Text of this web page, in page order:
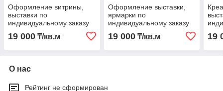
Оформление витрины,
выставки по
индивидуальному заказу
19 000 ₸/кв.м
Оформление выставки,
ярмарки по
индивидуальному заказу
19 000₸/кв.м 19
О нас
Рейтинг не сформирован